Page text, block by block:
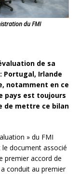
du FMI
de sa
Portugal, Irlande
notamment en ce
pays est toujours
de mettre ce bilan
» du FMI
le document associé
premier accord de
conduit au premier